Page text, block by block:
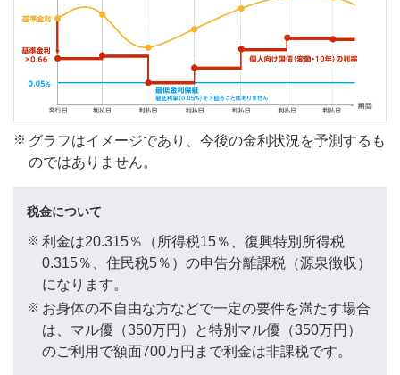
※ グラフはイメージであり、今後の金利状況を予測するも
のではありません。
税金について
※ 利金は20.315％（所得税15％、復興特別所得税
0.315％、住民税5％）の申告分離課税（源泉徴収）
になります。
※ お身体の不自由な方などで一定の要件を満たす場合
は、マル優（350万円）と特別マル優（350万円）
のご利用で額面700万円まで利金は非課税です。